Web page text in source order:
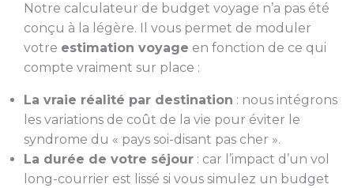
Notre calculateur de budget voyage n’a pas été
conçu à la légère. Il vous permet de moduler
votre estimation voyage en fonction de ce qui
compte vraiment sur place :
La vraie réalité par destination : nous intégrons
les variations de coût de la vie pour éviter le
syndrome du « pays soi-disant pas cher ».
La durée de votre séjour: car l’impact d’un vol
long-courrier est lissé si vous simulez un budget